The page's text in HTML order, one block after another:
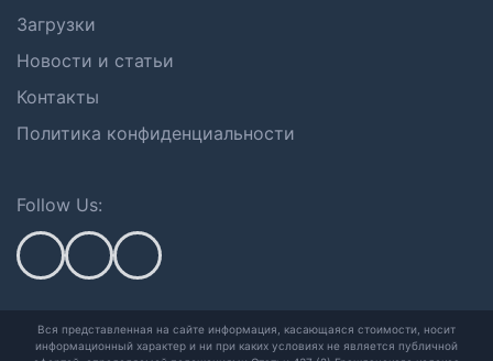
Загрузки
Новости и статьи
Контакты
Политика конфиденциальности
Follow Us:
Вся представленная на сайте информация, касающаяся стоимости, носит
информационный характер и ни при каких условиях не является публичной